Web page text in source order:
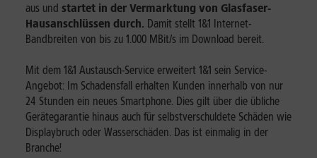
aus und startet in der Vermarktung von Glasfaser-
Hausanschlüssen durch. Damit stellt 1&1 Internet-
Bandbreiten von bis zu 1.000 MBit/s im Download bereit.
Mit dem 1&1 Austausch-Service erweitert 1&1 sein Service-
Angebot: Im Schadensfall erhalten Kunden innerhalb von nur
24 Stunden ein neues Smartphone. Dies gilt über die übliche
Gerätegarantie hinaus auch für selbstverschuldete Schäden wie
Displaybruch oder Wasserschäden. Das ist einmalig in der
Branche!